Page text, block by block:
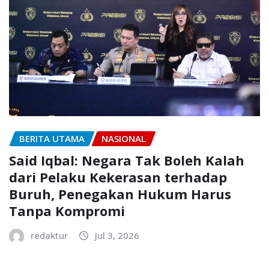
BERITA UTAMA NASIONAL
Said Iqbal: Negara Tak Boleh Kalah
dari Pelaku Kekerasan terhadap
Buruh, Penegakan Hukum Harus
Tanpa Kompromi
redaktur Jul 3, 2026